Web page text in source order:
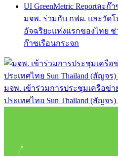
UI GreenMetric Reportละก๊
มจพ. ร่วมกับ กฟผ. และวัดโ
อัจฉริยะแห่งแรกของไทย
ก๊าซเรือนกระจก
มจพ. เข้าร่วมการประชุมเครือข่
ประเทศไทย Sun Thailand (สัญจร